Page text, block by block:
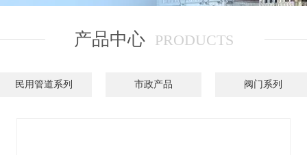
产品中心 PRODUCTS
民用管道系列 市政产品 阀门系列